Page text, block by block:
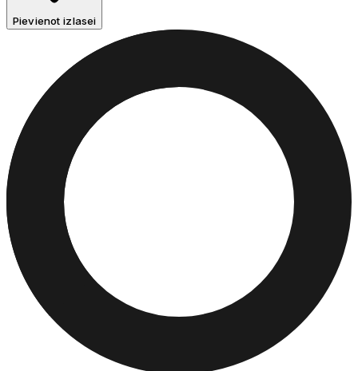
Pievienot izlasei